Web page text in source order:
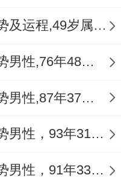
午年此年为命主五
、重复、原地踏
彻底激发，本年命
1975年属兔女2024年运势及运程,49岁属兔人2024全年每月运势女性如何
1976年属龙人2024年运势男性,76年48岁属龙男2024年每月运程怎么样
1987年属兔人2024年运势男性,87年37岁属兔男2024年每月运程怎么样
1993年属鸡人2024年运势男性，93年31岁属鸡男2024年每月运程怎么样
1991年属羊人2024年运势男性，91年33岁属羊男2024年每月运程怎么样